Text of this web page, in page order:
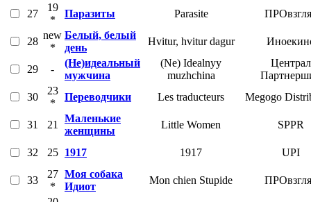
27
19
*
Паразиты Parasite
28
new
*
Белый, белый
день
Hvitur, hvitur dagur
29 -
(Не)идеальный
мужчина
(Ne) Idealnyy
muzhchina
Централ
30
23
*
Переводчики Les traducteurs Megogo
31 21
Маленькие
женщины
Little Women SPPR
32 25 1917 1917 UPI
33
27
*
Моя собака
Идиот
Mon chien Stupide